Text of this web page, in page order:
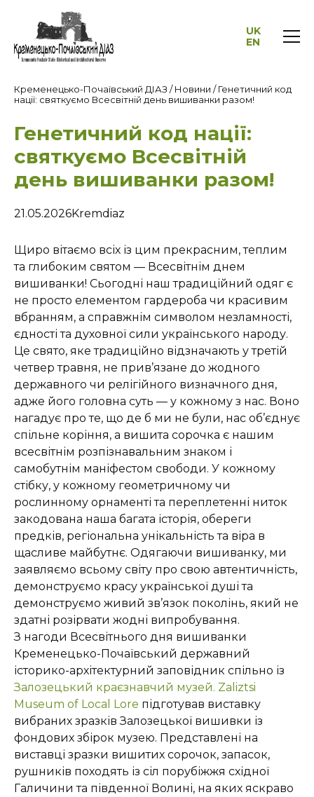
UK
EN
Кременецько-Почаївський ДІАЗ /Новини /Генетичний код
нації: святкуємо Всесвітній день вишиванки разом!
Генетичний код нації:
святкуємо Всесвітній
день вишиванки разом!
21.05.2026Kremdiaz
Щиро вітаємо всіх із цим прекрасним, теплим
та глибоким святом — Всесвітнім днем
вишиванки! Сьогодні наш традиційний одяг є
не просто елементом гардероба чи красивим
вбранням, а справжнім символом незламності,
єдності та духовної сили українського народу.
Це свято, яке традиційно відзначають у третій
четвер травня, не прив’язане до жодного
державного чи релігійного визначного дня,
адже його головна суть — у кожному з нас. Воно
нагадує про те, що де б ми не були, нас об’єднує
спільне коріння, а вишита сорочка є нашим
всесвітнім розпізнавальним знаком і
самобутнім маніфестом свободи. У кожному
стібку, у кожному геометричному чи
рослинному орнаменті та переплетенні ниток
закодована наша багата історія, обереги
предків, регіональна унікальність та віра в
щасливе майбутнє. Одягаючи вишиванку, ми
заявляємо всьому світу про свою автентичність,
демонструємо красу української душі та
демонструємо живий зв’язок поколінь, який не
здатні розірвати жодні випробування.
З нагоди Всесвітнього дня вишиванки
Кременецько-Почаївський державний
історико-архітектурний заповідник спільно із
Залозецький краєзнавчий музей. Zaliztsi
Museum of Local Lore підготував виставку
вибраних зразків Залозецької вишивки із
фондових збірок музею. Представлені на
виставці зразки вишитих сорочок, запасок,
рушників походять із сіл порубіжжя східної
Галичини та південної Волині, на яких яскраво